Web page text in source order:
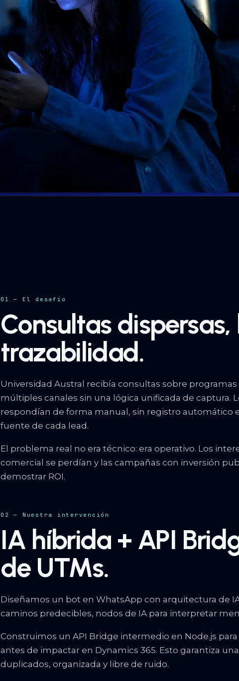
01 — El desafío
Consultas dispersas,
trazabilidad.
Universidad Austral recibía consultas sobre
múltiples canales sin una lógica unificada de captura.
respondían de forma manual, sin registro automático
fuente de cada lead.
El problema real no era técnico: era operativo. Los
comercial se perdían y las campañas con inversión
demostrar ROI.
02 — Nuestra intervención
IA híbrida + API
de UTMs.
Diseñamos un bot en WhatsApp con arquitectura de
caminos predecibles, nodos de IA para interpretar
Construimos un API Bridge intermedio en Node.js
antes de impactar en Dynamics 365. Esto garantiza
duplicados, organizada y libre de ruido.